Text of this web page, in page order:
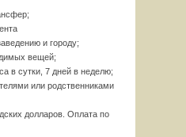
и городу;
вещей;
в сутки, 7 дней в неделю;
или родственниками
долларов. Оплата по